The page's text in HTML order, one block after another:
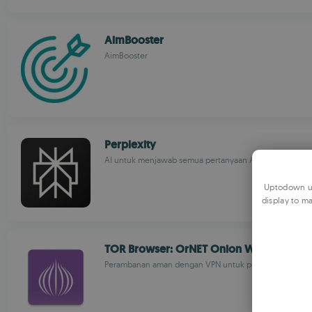
AimBooster
AimBooster
Perplexity
AI untuk menjawab semua pertanyaan Anda
TOR Browser: OrNET Onion Web
Perambanan aman dengan VPN untuk privasi dan akses
Uptodown
display to